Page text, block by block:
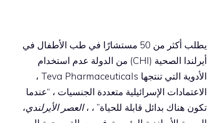
يطلب أكثر من 50 مستشارًا في طب الأطفال في
أيرلندا الصحية (CHI) من الدولة عدم استخدام
الأدوية التي تنتجها Teva Pharmaceuticals ،
الاعتمادات الإسرائيلية متعددة الجنسيات ، “عندما
تكون هناك بدائل قابلة للحياة” ، ،العصر الأيرلندي،